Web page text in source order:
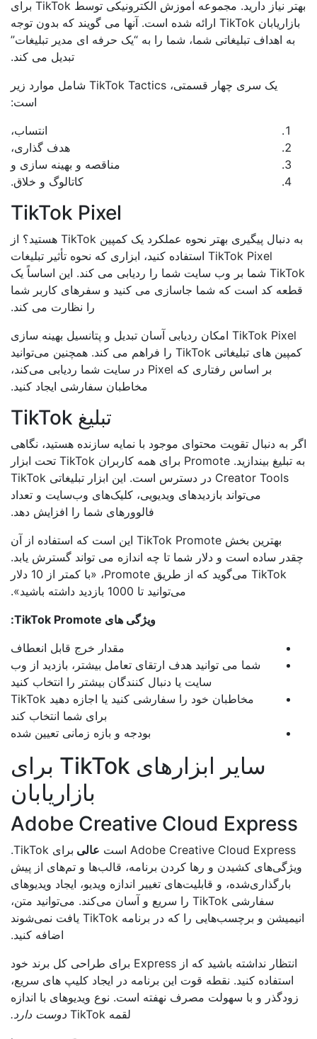
بهتر نیاز دارید. مجموعه آموزش الکترونیکی توسط TikTok برای
بازاریابان TikTok ارائه شده است. آنها می گویند که بدون توجه
به اهداف تبلیغاتی شما، شما را به “یک حرفه ای مدیر تبلیغات”
تبدیل می کند.
یک سری چهار قسمتی، TikTok Tactics شامل موارد زیر
است:
انتساب،
هدف گذاری،
مناقصه و بهینه سازی و
کاتالوگ و خلاق.
TikTok Pixel
به دنبال پیگیری بهتر نحوه عملکرد یک کمپین TikTok هستید؟ از
TikTok Pixel استفاده کنید، ابزاری که نحوه تأثیر تبلیغات
TikTok شما بر وب سایت شما را ردیابی می کند. این اساساً یک
کد است که شما جاسازی می کنید و سفرهای کاربر شما
را نظارت می کند.
TikTok Pixel امکان ردیابی آسان تبدیل و پتانسیل بهینه سازی
کمپین های تبلیغاتی TikTok را فراهم می کند. همچنین می‌توانید
بر اساس رفتاری که Pixel در سایت شما ردیابی می‌کند،
مخاطبان سفارشی ایجاد کنید.
تبلیغ TikTok
به دنبال تقویت محتوای موجود با نمایه سازنده هستید، نگاهی
به تبلیغ بیندازید. Promote برای همه کاربران TikTok تحت ابزار
Creator Tools در دسترس است. این ابزار تبلیغاتی TikTok
می‌تواند بازدیدهای ویدیویی، کلیک‌های وب‌سایت و تعداد
فالوورهای شما را افزایش دهد.
بهترین بخش TikTok Promote این است که استفاده از آن
ساده است و دلار شما تا چه اندازه می تواند گسترش یابد.
TikTok می‌گوید که از طریق Promote، «با کمتر از 10 دلار
می‌توانید تا 1000 بازدید داشته باشید».
ویژگی های TikTok Promote:
مقدار خرج قابل انعطاف
شما می توانید هدف ارتقای تعامل بیشتر، بازدید از وب
سایت یا دنبال کنندگان بیشتر را انتخاب کنید
مخاطبان خود را سفارشی کنید یا اجازه دهید TikTok
برای شما انتخاب کند
بودجه و بازه زمانی تعیین شده
سایر ابزارهای TikTok برای
بازاریابان
Adobe Creative Cloud
Adobe Creative Cloud Express است عالی
برای TikTok.
کشیدن و رها کردن برنامه، قالب‌ها و تم‌های از پیش
بارگذاری‌شده، و قابلیت‌های تغییر اندازه ویدیو، ایجاد ویدیوهای
سفارشی TikTok را سریع و آسان می‌کند. می‌توانید متن،
انیمیشن و برچسب‌هایی را که در برنامه TikTok یافت نمی‌شوند
اضافه کنید.
انتظار نداشته باشید که از Express برای طراحی کل برند خود
استفاده کنید. نقطه قوت این برنامه در ایجاد کلیپ های سریع،
و با سهولت مصرف نهفته است. نوع ویدیوهای با اندازه
لقمه TikTok
دوست دارد.